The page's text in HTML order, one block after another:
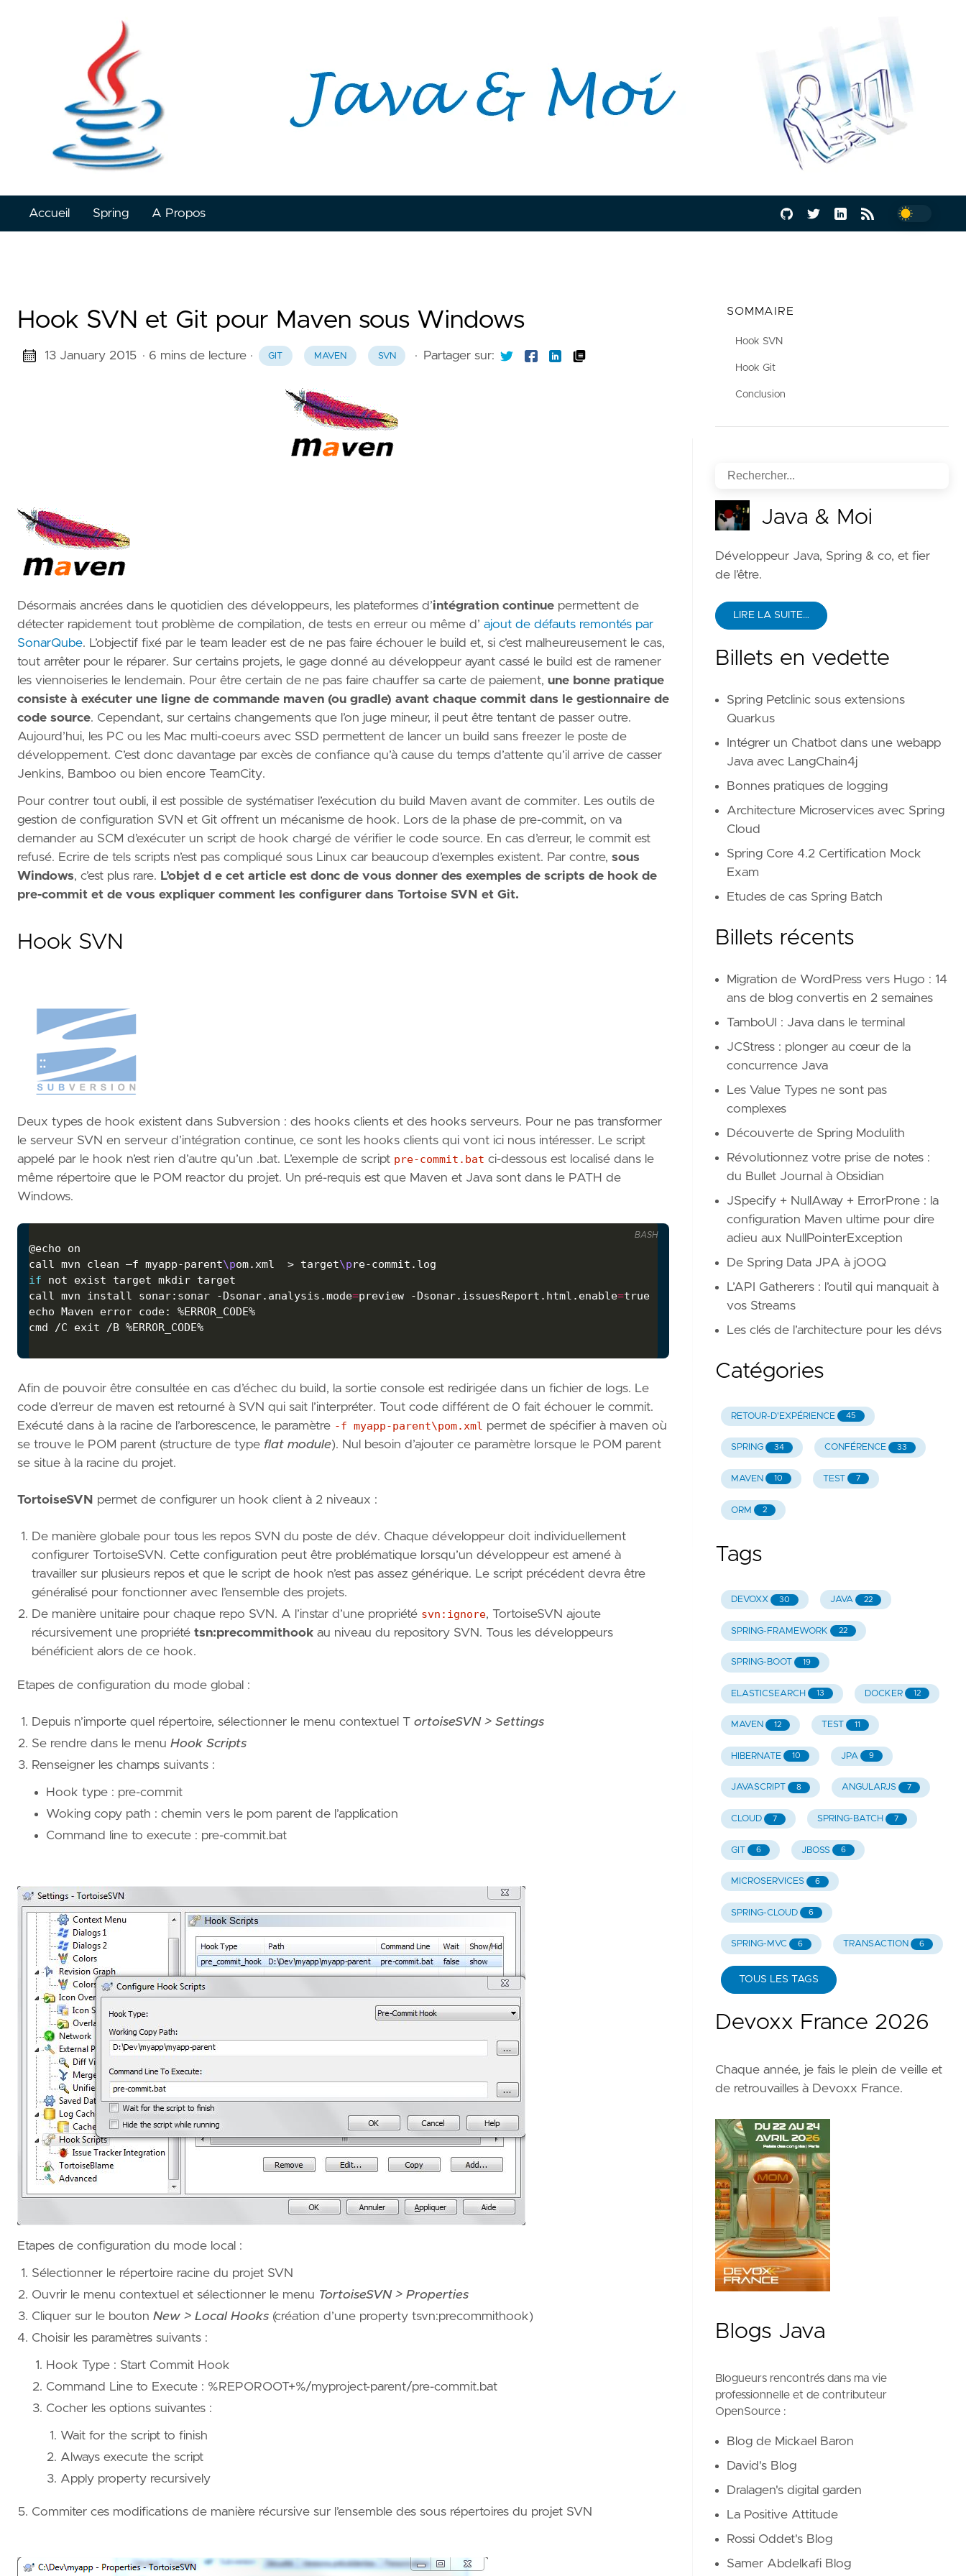
Accueil Spring A Propos
Hook SVN et Git pour Maven sous Windows
13 January 2015 · 6 mins de lecture· GIT MAVEN SVN · Partager sur:
Désormais ancrées dans le quotidien des développeurs, les plateformes d’intégration continue permettent de
détecter rapidement tout problème de compilation, de tests en erreur ou même d’ ajout de défauts remontés par
SonarQube. L’objectif fixé par le team leader est de ne pas faire échouer le build et, si c’est malheureusement le cas,
tout arrêter pour le réparer. Sur certains projets, le gage donné au développeur ayant cassé le build est de ramener
les viennoiseries le lendemain. Pour être certain de ne pas faire chauffer sa carte de paiement, une bonne pratique
consiste à exécuter une ligne de commande maven (ou gradle) avant chaque commit dans le gestionnaire de
code source. Cependant, sur certains changements que l’on juge mineur, il peut être tentant de passer outre.
Aujourd’hui, les PC ou les Mac multi-coeurs avec SSD permettent de lancer un build sans freezer le poste de
développement. C’est donc davantage par excès de confiance qu’à cause du temps d’attente qu’il arrive de casser
Jenkins, Bamboo ou bien encore TeamCity.
Pour contrer tout oubli, il est possible de systématiser l’exécution du build Maven avant de commiter. Les outils de
gestion de configuration SVN et Git offrent un mécanisme de hook. Lors de la phase de pre-commit, on va
demander au SCM d’exécuter un script de hook chargé de vérifier le code source. En cas d’erreur, le commit est
refusé. Ecrire de tels scripts n’est pas compliqué sous Linux car beaucoup d’exemples existent. Par contre, sous
Windows, c’est plus rare. L’objet d e cet article est donc de vous donner des exemples de scripts de hook de
pre-commit et de vous expliquer comment les configurer dans Tortoise SVN et Git.
Hook SVN
Deux types de hook existent dans Subversion : des hooks clients et des hooks serveurs. Pour ne pas transformer
le serveur SVN en serveur d’intégration continue, ce sont les hooks clients qui vont ici nous intéresser. Le script
appelé par le hook n’est rien d’autre qu’un .bat. L’exemple de script pre-commit.bat ci-dessous est localisé dans le
même répertoire que le POM reactor du projet. Un pré-requis est que Maven et Java sont dans le PATH de
Windows.
@echo
call mvn clean –f myapp-parent\pom.xml  > target\p
if
call mvn install sonar:sonar -Dsonar.analysis.mode=preview -Dsonar.issuesReport.html.enable=true –f myapp-parent
echo
cmd /C exit
BASH
Afin de pouvoir être consultée en cas d’échec du build, la sortie console est redirigée dans un fichier de logs. Le
code d’erreur de maven est retourné à SVN qui sait l’interpréter. Tout code différent de 0 fait échouer le commit.
Exécuté dans à la racine de l’arborescence, le paramètre -f myapp-parent\pom.xml permet de spécifier à maven où
se trouve le POM parent (structure de type flat module). Nul besoin d’ajouter ce paramètre lorsque le POM parent
se situe à la racine du projet.
TortoiseSVN permet de configurer un hook client à 2 niveaux :
De manière globale pour tous les repos SVN du poste de dév. Chaque développeur doit individuellement
configurer TortoiseSVN. Cette configuration peut être problématique lorsqu’un développeur est amené à
travailler sur plusieurs repos et que le script de hook n’est pas assez générique. Le script précédent devra être
généralisé pour fonctionner avec l’ensemble des projets.
De manière unitaire pour chaque repo SVN. A l’instar d’une propriété svn:ignore, TortoiseSVN ajoute
récursivement une propriété tsn:precommithook au niveau du repository SVN. Tous les développeurs
bénéficient alors de ce hook.
Etapes de configuration du mode global :
Depuis n’importe quel répertoire, sélectionner le menu contextuel T ortoiseSVN > Settings
Se rendre dans le menu Hook Scripts
Renseigner les champs suivants :
Hook type : pre-commit
Woking copy path : chemin vers le pom parent de l’application
Command line to execute : pre-commit.bat
Etapes de configuration du mode local :
Sélectionner le répertoire racine du projet SVN
Ouvrir le menu contextuel et sélectionner le menu TortoiseSVN > Properties
Cliquer sur le bouton New > Local Hooks (création d’une property tsvn:precommithook)
Choisir les paramètres suivants :
Hook Type : Start Commit Hook
Command Line to Execute : %REPOROOT+%/myproject-parent/pre-commit.bat
Cocher les options suivantes :
Wait for the script to finish
Always execute the script
Apply property recursively
Commiter ces modifications de manière récursive sur l’ensemble des sous répertoires du projet SVN
SOMMAIRE
Hook SVN
Hook Git
Conclusion
Java & Moi
Développeur Java, Spring & co, et fier
de l’être.
LIRE LA SUITE…
Billets en vedette
Spring Petclinic sous extensions
Quarkus
Intégrer un Chatbot dans une webapp
Java avec LangChain4j
Bonnes pratiques de logging
Architecture Microservices avec Spring
Cloud
Spring Core 4.2 Certification Mock
Exam
Etudes de cas Spring Batch
Billets récents
Migration de WordPress vers Hugo : 14
ans de blog convertis en 2 semaines
TamboUI : Java dans le terminal
JCStress : plonger au cœur de la
concurrence Java
Les Value Types ne sont pas
complexes
Découverte de Spring Modulith
Révolutionnez votre prise de notes :
du Bullet Journal à Obsidian
JSpecify + NullAway + ErrorProne : la
configuration Maven ultime pour dire
adieu aux NullPointerException
De Spring Data JPA à jOOQ
L’API Gatherers : l’outil qui manquait à
vos Streams
Les clés de l’architecture pour les dévs
Catégories
RETOUR-D'EXPÉRIENCE 45
SPRING 34 CONFÉRENCE 33
MAVEN 10 TEST 7
ORM 2
Tags
DEVOXX 30 JAVA 22
SPRING-FRAMEWORK 22
SPRING-BOOT 19
ELASTICSEARCH 13 DOCKER 12
MAVEN 12 TEST 11
HIBERNATE 10 JPA 9
JAVASCRIPT 8 ANGULARJS 7
CLOUD 7 SPRING-BATCH 7
GIT 6 JBOSS 6
MICROSERVICES 6
SPRING-CLOUD 6
SPRING-MVC 6 TRANSACTION 6
TOUS LES TAGS
Devoxx France 2026
Chaque année, je fais le plein de veille et
de retrouvailles à Devoxx France.
Blogs Java
Blogueurs rencontrés dans ma vie
professionnelle et de contributeur
OpenSource :
Blog de Mickael Baron
David's Blog
Dralagen's digital garden
La Positive Attitude
Rossi Oddet's Blog
Samer Abdelkafi Blog